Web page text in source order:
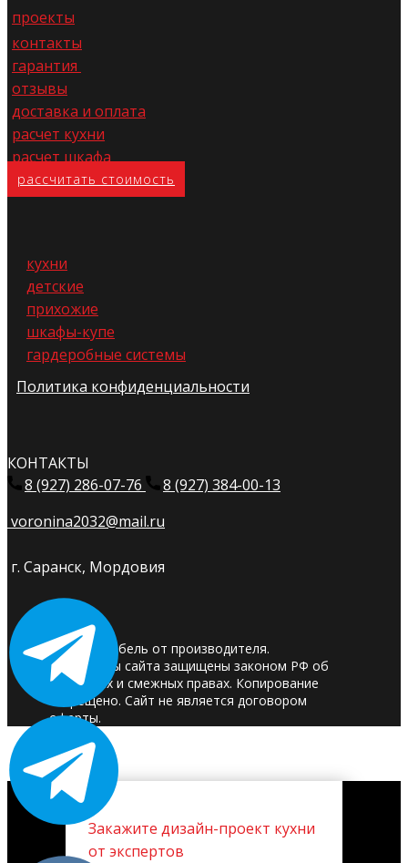
проекты
контакты
гарантия
отзывы
доставка и оплата
расчет кухни
расчет шкафа
расс​читать стоимость
кухни
детские
прихожие
шкафы-купе
гардеробные системы
Политика конфиденциальности
КОНТАКТЫ
8 (927) 286-07-76
8 (927) 384-00-13
voronina2032@mail.ru
г. Саранск, Мордовия
© 2025. Мебель от производителя.
Материалы сайта защищены законом РФ об
авторских и смежных правах. Копирование
запрещено. Сайт не является договором
оферты.
Закажите дизайн-проект кухни
от экспертов